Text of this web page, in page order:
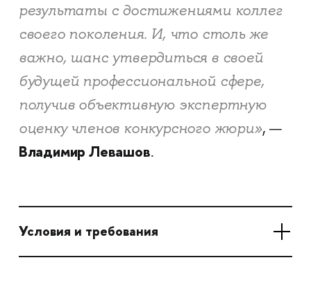
результаты с достижениями коллег
своего поколения. И, что столь же
важно, шанс утвердиться в своей
будущей профессиональной сфере,
получив объективную экспертную
оценку членов конкурсного жюри», —
Владимир Левашов.
Условия и требования